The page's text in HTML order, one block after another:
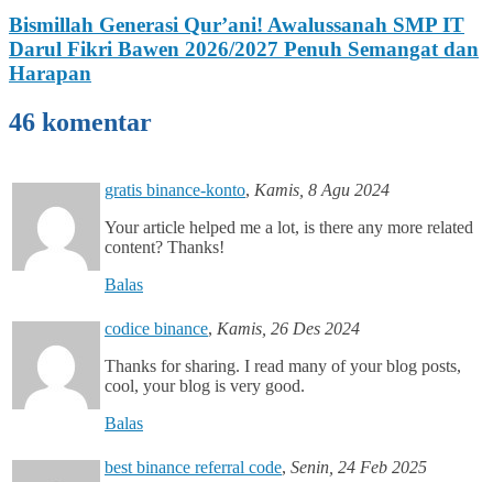
Bismillah Generasi Qur’ani! Awalussanah SMP IT
Darul Fikri Bawen 2026/2027 Penuh Semangat dan
Harapan
46 komentar
gratis binance-konto, Kamis, 8 Agu 2024
Your article helped me a lot, is there any more related
content? Thanks!
Balas
codice binance, Kamis, 26 Des 2024
Thanks for sharing. I read many of your blog posts,
cool, your blog is very good.
Balas
best binance referral code, Senin, 24 Feb 2025